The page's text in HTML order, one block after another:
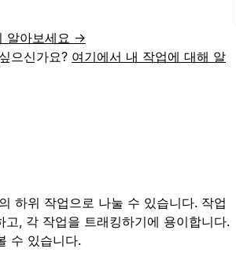
알아보세요 →
으신가요? 여기에서 내 작업에 대해 알
하위 작업으로 나눌 수 있습니다. 작업
, 각 작업을 트래킹하기에 용이합니다.
수 있습니다.